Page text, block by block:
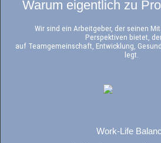
Warum eigentlich zu
Wir sind ein Arbeitgeber, der seinen
Perspektiven bietet,
auf Teamgemeinschaft, Entwicklung,
legt.
Work-Life